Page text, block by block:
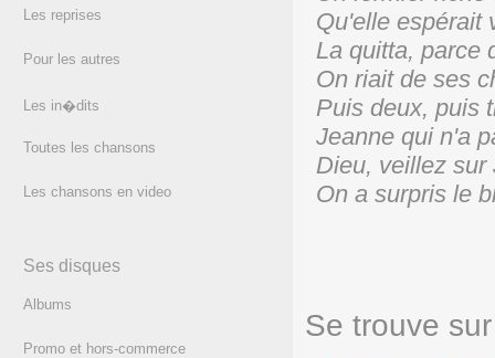
Les reprises
Pour les autres
Les in�dits
Toutes les chansons
Les chansons en video
Ses disques
Albums
Promo et hors-commerce
Qu'elle espérait
La quitta, parce
On riait de ses
Puis deux, puis
Jeanne qui n'a
Dieu, veillez sur
On a surpris le
Se trouve